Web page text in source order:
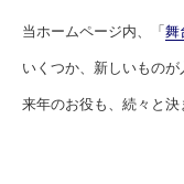
当ホームページ内、「 舞
いくつか、新しいものが
来年のお役も、続々と